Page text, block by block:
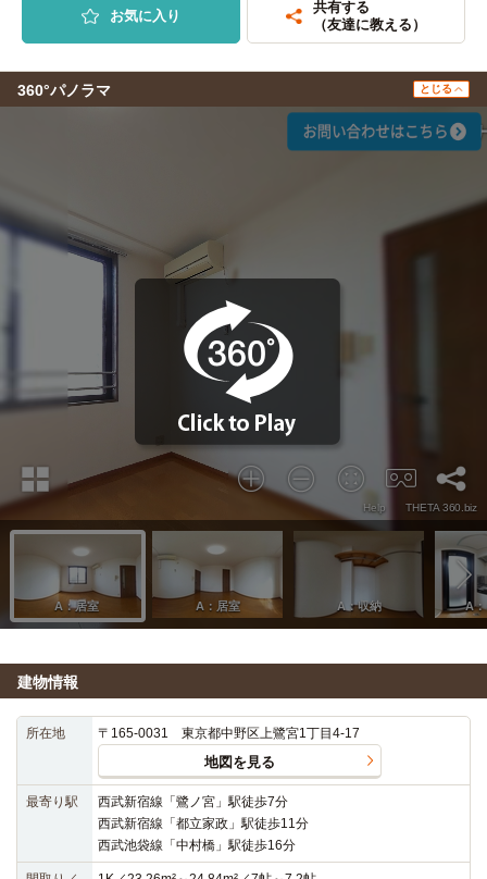
お気に入り
共有する
（友達に教える）
360°パノラマ とじる
建物情報
所在地 〒165-0031 東京都中野区上鷺宮1丁目4-17
地図を見る
最寄り駅
西武新宿線「鷺ノ宮」駅徒歩7分
西武新宿線「都立家政」駅徒歩11分
西武池袋線「中村橋」駅徒歩16分